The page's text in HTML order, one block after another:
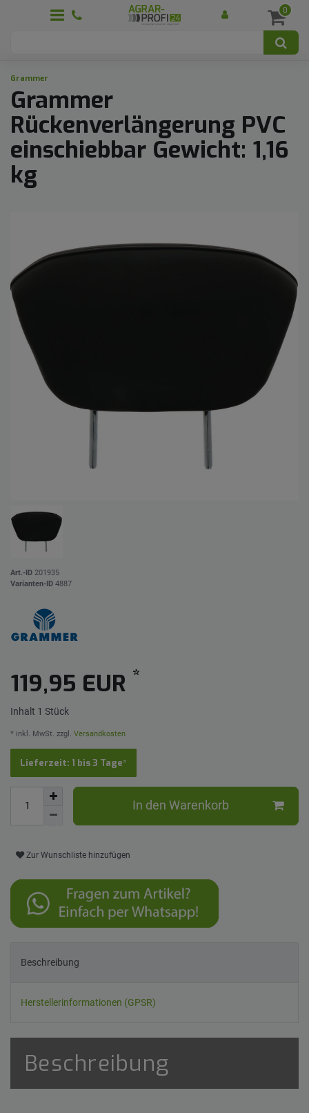
0
Grammer
Grammer
Rückenverlängerung PVC
einschiebbar Gewicht: 1,16
kg
Art.-ID 201935
Varianten-ID 4887
119,95 EUR *
Inhalt 1 Stück
* inkl. MwSt. zzgl. Versandkosten
Lieferzeit: 1 bis 3 Tage*
In den Warenkorb
Zur Wunschliste hinzufügen
Beschreibung
Herstellerinformationen (GPSR)
Beschreibung